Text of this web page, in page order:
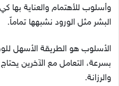
وأسلوب للأهتمام والعناية بها
البشر مثل الورود نشبهها تماماً.
الأسلوب هو الطريقة الأسهل
بسرعة، التعامل مع الآخرين
والرزانة.